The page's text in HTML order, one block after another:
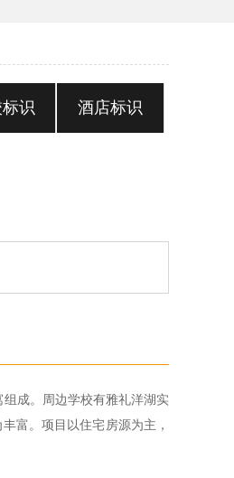
识 酒店标识
组成。周边学校有雅礼洋湖实
富。项目以住宅房源为主，